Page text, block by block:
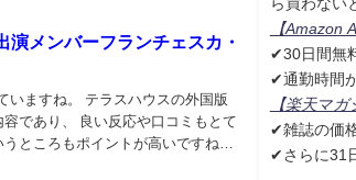
メンバーフランチェスカ・
いますね。 テラスハウスの外国版
【Amazon
✔30日間無
✔通勤時
【楽天マガ
✔雑誌の価
✔さらに31